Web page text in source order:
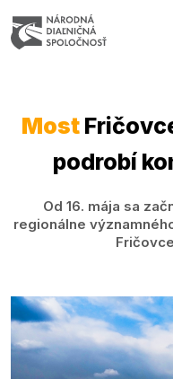
Most
podrobí
Od 16. mája sa
regionálne